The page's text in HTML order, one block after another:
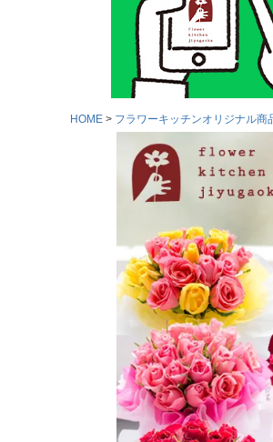
HOME フラワーキッチンオリジナル商